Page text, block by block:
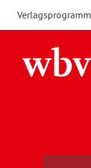
Verlagsprogramm